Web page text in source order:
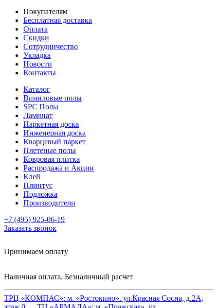
Покупателям
Бесплатная доставка
Оплата
Скидки
Сотрудничество
Укладка
Новости
Контакты
Каталог
Виниловые полы
SPC Полы
Ламинат
Паркетная доска
Инженерная доска
Кварцевый паркет
Плетеные полы
Ковровая плитка
Распродажа и Акции
Клей
Плинтус
Подложка
Производители
+7 (495) 925-06-19
Заказать звонок
Принимаем оплату
Наличная оплата, Безналичный расчет
ТРЦ «КОМПАС»: м. «Ростокино». ул.Красная Сосна, д.2А,